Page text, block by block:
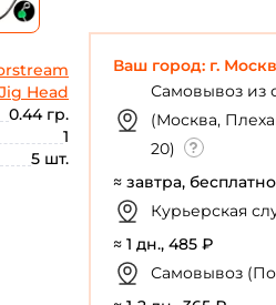
Head
0.44 гр.
1
5 шт.
Ваш город: г.
Самовывоз из
(Москва,
20)
≈ завтра, бесплатно
Курьерская
≈ 1 дн., 485 ₽
Самовывоз